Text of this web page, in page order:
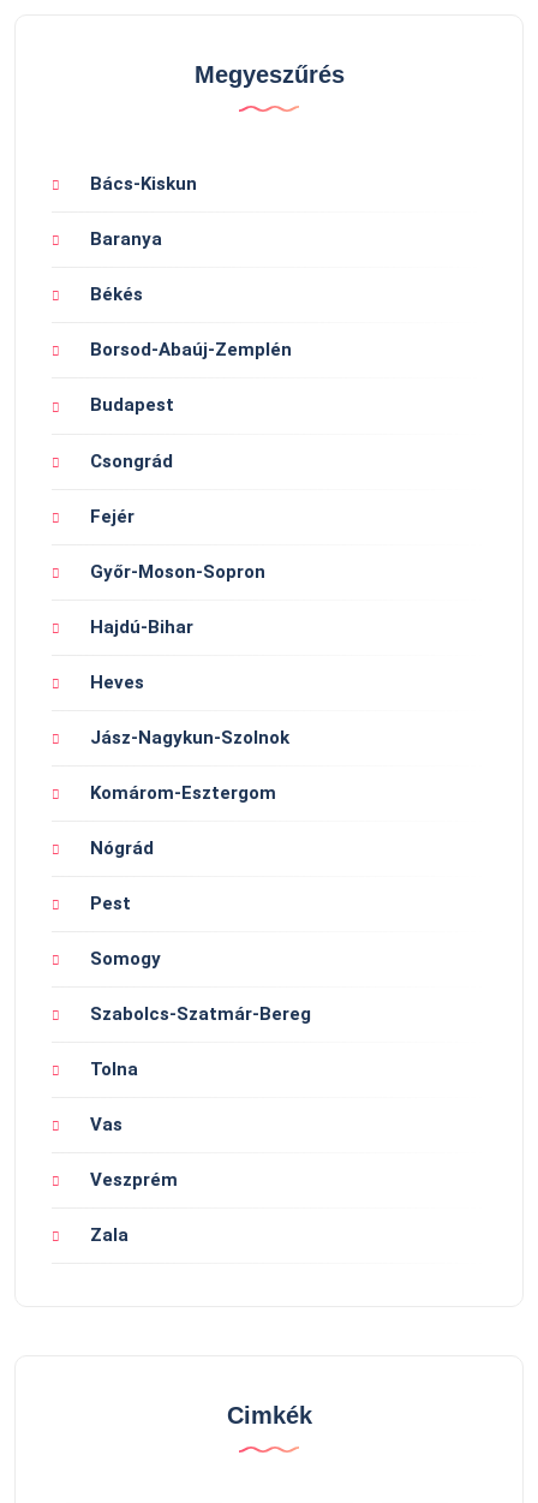
Megyeszűrés
Bács-Kiskun
Baranya
Békés
Borsod-Abaúj-Zemplén
Budapest
Csongrád
Fejér
Győr-Moson-Sopron
Hajdú-Bihar
Heves
Jász-Nagykun-Szolnok
Komárom-Esztergom
Nógrád
Pest
Somogy
Szabolcs-Szatmár-Bereg
Tolna
Vas
Veszprém
Zala
Cimkék